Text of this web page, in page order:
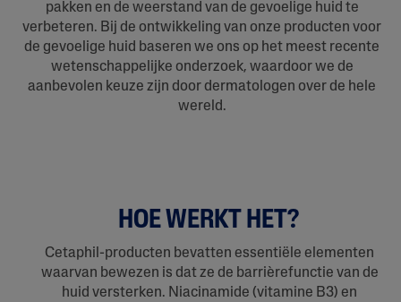
pakken en de weerstand van de gevoelige huid te
verbeteren. Bij de ontwikkeling van onze producten voor
de gevoelige huid baseren we ons op het meest recente
wetenschappelijke onderzoek, waardoor we de
aanbevolen keuze zijn door dermatologen over de hele
wereld.
HOE WERKT HET?
Cetaphil-producten bevatten essentiële elementen
waarvan bewezen is dat ze de barrièrefunctie van de
huid versterken. Niacinamide (vitamine B3) en